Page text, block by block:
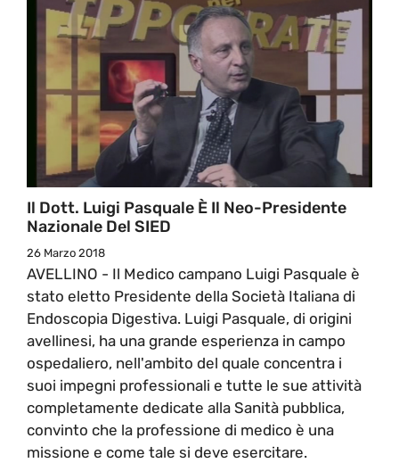
Il Dott. Luigi Pasquale È Il Neo-Presidente
Nazionale Del SIED
26 Marzo 2018
AVELLINO - Il Medico campano Luigi Pasquale è
stato eletto Presidente della Società Italiana di
Endoscopia Digestiva. Luigi Pasquale, di origini
avellinesi, ha una grande esperienza in campo
ospedaliero, nell'ambito del quale concentra i
suoi impegni professionali e tutte le sue attività
completamente dedicate alla Sanità pubblica,
convinto che la professione di medico è una
missione e come tale si deve esercitare.